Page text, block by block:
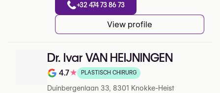
+32 474 73 86 73
View profile
Dr. Ivar VAN HEIJNINGEN
Note de 4.7 sur 5 sur Google
4.7★ PLASTISCH CHIRURG
Duinbergenlaan 33, 8301 Knokke-Heist